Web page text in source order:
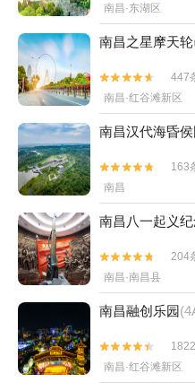
南昌·东湖区
南昌之星摩天轮


447
南昌·红谷滩新区
南昌汉代海昏


163
南昌
南昌八一起义


204
南昌·南昌县
南昌融创乐园


南昌·红谷滩新区